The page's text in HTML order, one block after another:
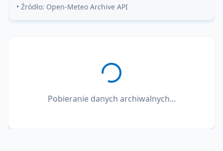
• Źródło: Open-Meteo Archive API
Pobieranie danych archiwalnych...